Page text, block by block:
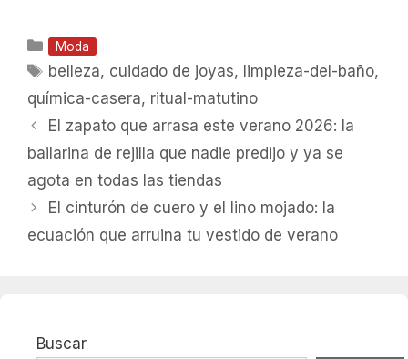
Categorías
Moda
Etiquetas
belleza, cuidado de joyas, limpieza-del-baño,
química-casera, ritual-matutino
El zapato que arrasa este verano 2026: la
bailarina de rejilla que nadie predijo y ya se
agota en todas las tiendas
El cinturón de cuero y el lino mojado: la
ecuación que arruina tu vestido de verano
Buscar